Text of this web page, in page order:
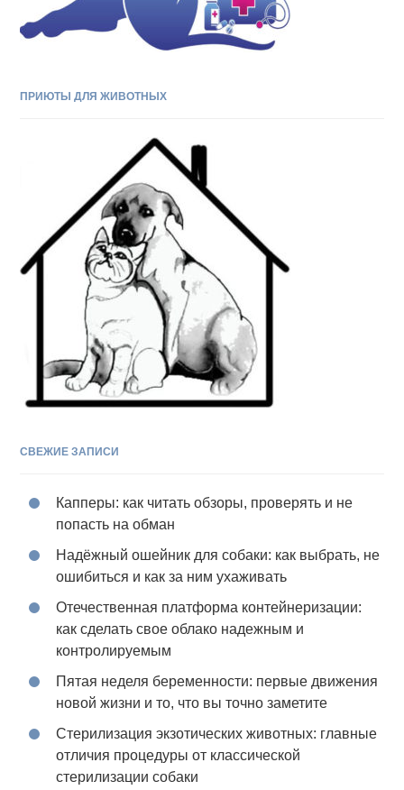
ПРИЮТЫ ДЛЯ ЖИВОТНЫХ
СВЕЖИЕ ЗАПИСИ
Капперы: как читать обзоры, проверять и не
попасть на обман
Надёжный ошейник для собаки: как выбрать, не
ошибиться и как за ним ухаживать
Отечественная платформа контейнеризации:
как сделать свое облако надежным и
контролируемым
Пятая неделя беременности: первые движения
новой жизни и то, что вы точно заметите
Стерилизация экзотических животных: главные
отличия процедуры от классической
стерилизации собаки